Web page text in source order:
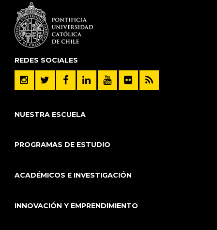
REDES SOCIALES
NUESTRA ESCUELA
PROGRAMAS DE ESTUDIO
ACADÉMICOS E INVESTIGACIÓN
INNOVACIÓN Y EMPRENDIMIENTO